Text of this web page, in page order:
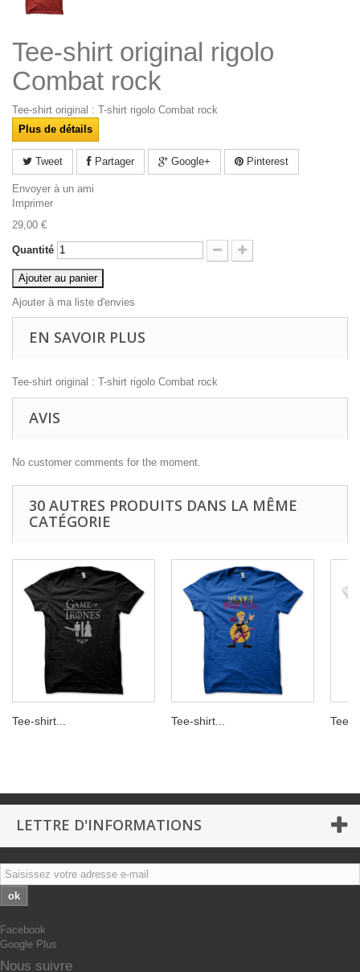
Tee-shirt original rigolo
Combat rock
Tee-shirt original : T-shirt rigolo Combat rock
Plus de détails
Tweet Partager Google+ Pinterest
Envoyer à un ami
Imprimer
29,00 €
Quantité
Ajouter au panier
Ajouter à ma liste d'envies
EN SAVOIR PLUS
Tee-shirt original : T-shirt rigolo Combat rock
AVIS
No customer comments for the moment.
30 AUTRES PRODUITS DANS LA MÊME
CATÉGORIE
Tee-shirt... Tee-shirt... Tee-
LETTRE D'INFORMATIONS
ok
Facebook
Google Plus
Nous suivre